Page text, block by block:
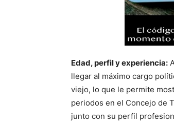
Edad, perfil y experiencia:
llegar al máximo cargo
viejo, lo que le permite
periodos en el Concejo de
junto con su perfil